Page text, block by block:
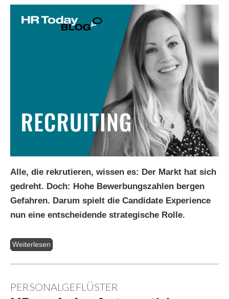
Alle, die rekrutieren, wissen es: Der Markt hat sich
gedreht. Doch: Hohe Bewerbungszahlen bergen
Gefahren. Darum spielt die Candidate Experience
nun eine entscheidende strategische Rolle.
Weiterlesen
PERSONALGEFLÜSTER